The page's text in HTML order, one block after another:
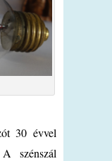
30 évvel
szénszál